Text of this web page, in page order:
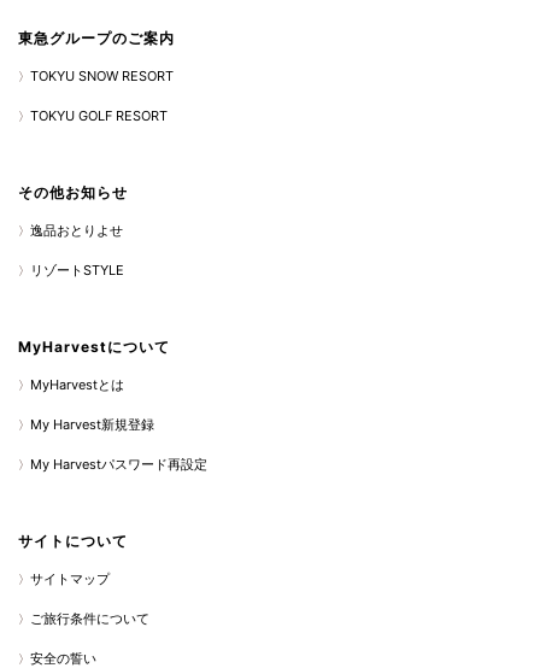
東急グループのご案内
TOKYU SNOW RESORT
TOKYU GOLF RESORT
その他お知らせ
逸品おとりよせ
リゾートSTYLE
MyHarvestについて
MyHarvestとは
My Harvest新規登録
My Harvestパスワード再設定
サイトについて
サイトマップ
ご旅行条件について
安全の誓い